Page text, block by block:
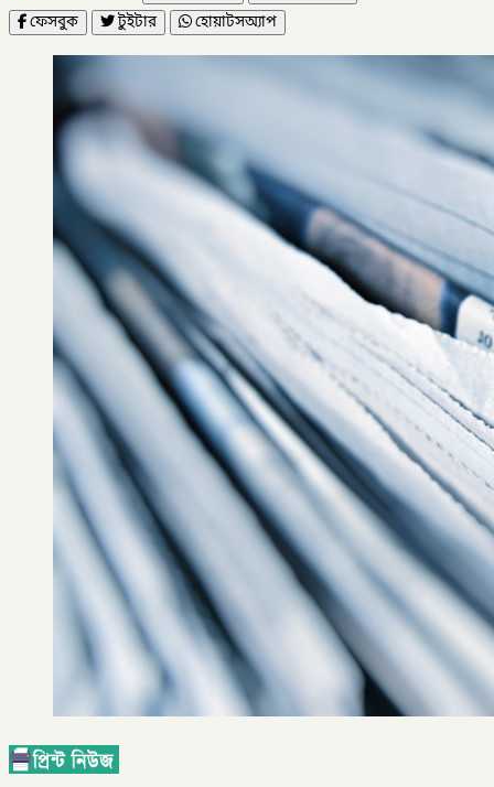
ফেসবুক
টুইটার হোয়াটসঅ্যাপ